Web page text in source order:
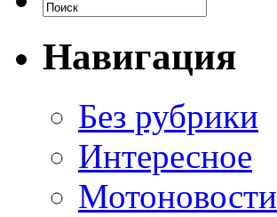
Навигация
Без рубрики
Интересное
Мотоновости